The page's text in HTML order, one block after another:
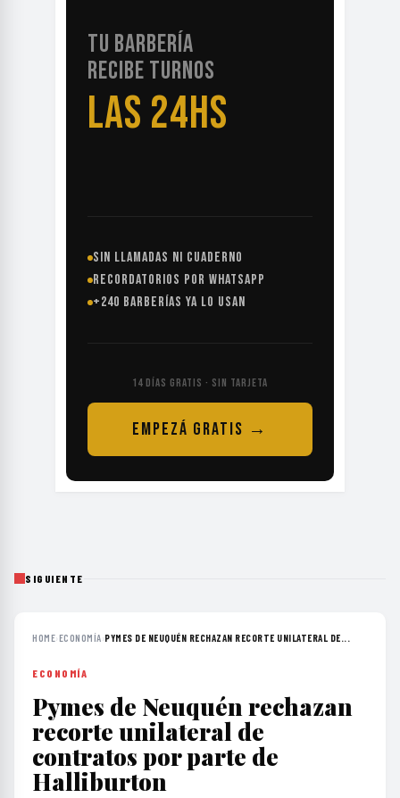
TU BARBERÍA
RECIBE TURNOS
LAS 24HS
SIN LLAMADAS NI CUADERNO
RECORDATORIOS POR WHATSAPP
+240 BARBERÍAS YA LO USAN
14 DÍAS GRATIS · SIN TARJETA
EMPEZÁ GRATIS →
SIGUIENTE
HOME›ECONOMÍA›PYMES DE NEUQUÉN RECHAZAN RECORTE UNILATERAL DE...
ECONOMÍA
Pymes de Neuquén rechazan
recorte unilateral de
contratos por parte de
Halliburton